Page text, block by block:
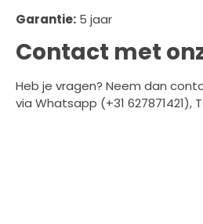
Garantie: 5 jaar
Contact met
Heb je vragen? Neem dan
via Whatsapp (+31 627871421),